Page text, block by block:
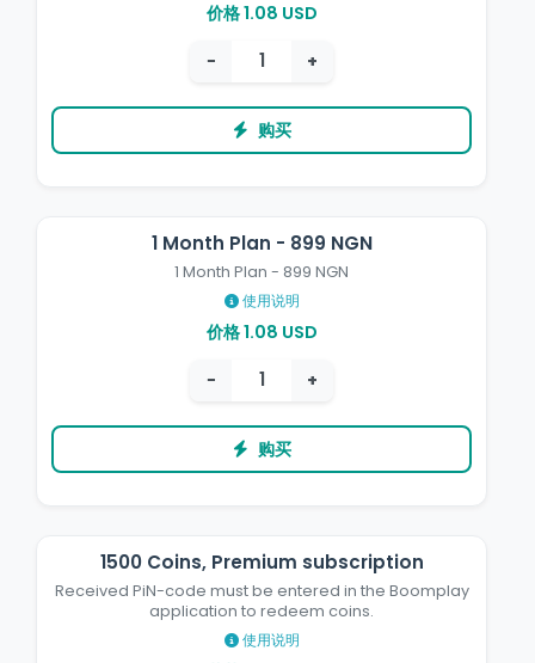
价格 1.08 USD
−
+
购买
1 Month Plan - 899 NGN
1 Month Plan - 899 NGN
使用说明
价格 1.08 USD
−
+
购买
1500 Coins, Premium subscription
Received PiN-code must be entered in the Boomplay
application to redeem coins.
使用说明